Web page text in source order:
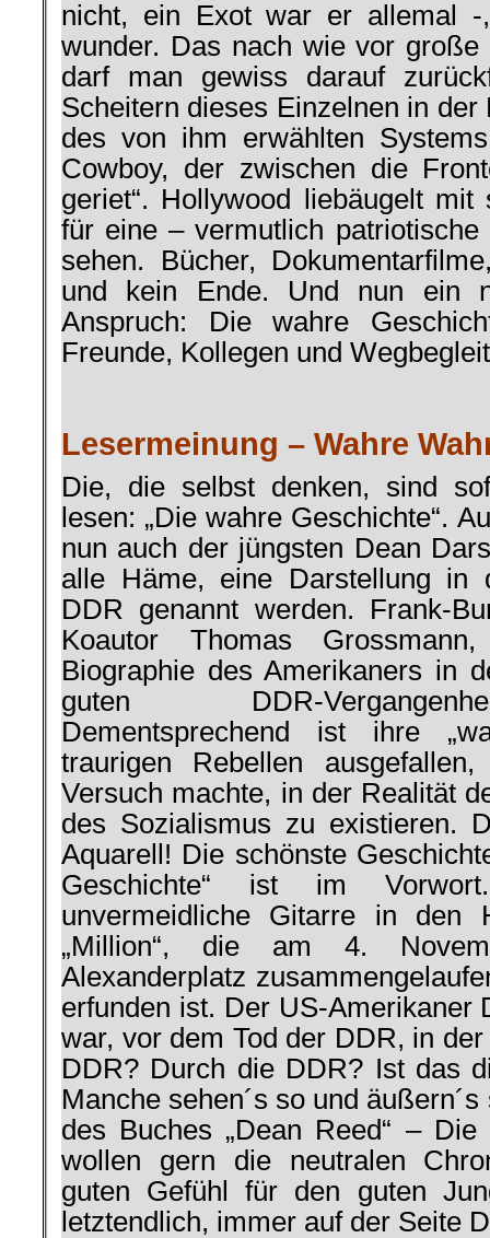
nicht, ein Exot war er allemal
wunder. Das nach wie vor große
darf man gewiss darauf
Scheitern dieses Einzelnen in
des von ihm erwählten
Cowboy, der zwischen die
geriet“. Hollywood liebäugelt
für eine – vermutlich
sehen. Bücher,
und kein Ende. Und nun ein
Anspruch: Die wahre
Freunde, Kollegen und
Lesermeinung – Wahre
Die, die selbst denken, sind
lesen: „Die wahre Geschichte“.
nun auch der jüngsten Dean
alle Häme, eine Darstellung in
DDR genannt werden. Frank-
Koautor Thomas
Biographie des Amerikaners in
guten DDR-
Dementsprechend ist ihre
traurigen Rebellen
Versuch machte, in der Realität
des Sozialismus zu existieren.
Aquarell! Die schönste
Geschichte“ ist im
unvermeidliche Gitarre in den
„Million“, die am 4.
Alexanderplatz
erfunden ist. Der US-Amerikaner
war, vor dem Tod der DDR, in
DDR? Durch die DDR? Ist das
Manche sehen´s so und
des Buches „Dean Reed“ – Die
wollen gern die neutralen
guten Gefühl für den guten
letztendlich, immer auf der Seite